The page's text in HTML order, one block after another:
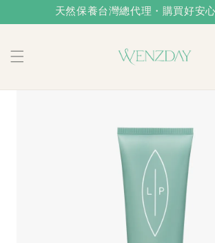
天然保養台灣總代理・購買好安